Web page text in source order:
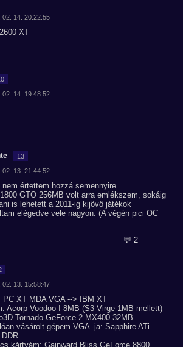
02. 14. 20:22:55
XT
02. 14. 19:48:52
13
02. 13. 21:44:52
értettem hozzá semennyire.
GTO 256MB volt arra emlékszem, sokáig
is lehetett a 2011-ig kijövő játékok
elégedve vele nagyon. (A végén pici OC
💬 2
02. 13. 15:58:47
XT MDA VGA --> IBM XT
Acorp Voodoo I 8MB (S3 Virge 1MB mellett)
Tornado GeForce 2 MX400 32MB
vásárolt gépem VGA -ja: Sapphire ATi
DDR
kártyám: Gainward Bliss GeForce 8800